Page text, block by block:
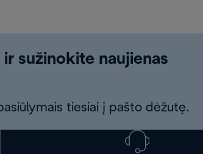
sužinokite naujienas
tiesiai į pašto dėžutę.